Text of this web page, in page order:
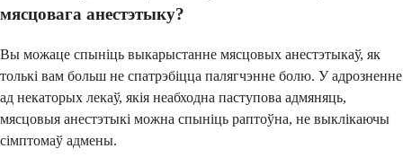
мясцовага анестэтыку?
Вы можаце спыніць выкарыстанне мясцовых анестэтыкаў, як
толькі вам больш не спатрэбіцца палягчэнне болю. У адрозненне
ад некаторых лекаў, якія неабходна паступова адмяняць,
мясцовыя анестэтыкі можна спыніць раптоўна, не выклікаючы
сімптомаў адмены.